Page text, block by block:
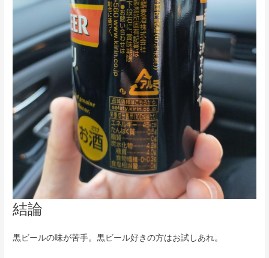
結論
黒ビールの味が苦手。黒ビール好きの方はお試しあれ。